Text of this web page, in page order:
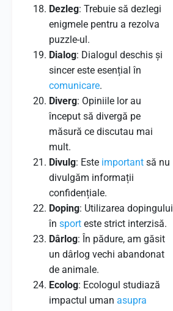
Dezleg: Trebuie să dezlegi
enigmele pentru a rezolva
puzzle-ul.
Dialog: Dialogul deschis și
sincer este esențial în
comunicare.
Diverg: Opiniile lor au
început să divergă pe
măsură ce discutau mai
mult.
Divulg: Este important să nu
divulgăm informații
confidențiale.
Doping: Utilizarea dopingului
în sport este strict interzisă.
Dârlog: În pădure, am găsit
un dârlog vechi abandonat
de animale.
Ecolog: Ecologul studiază
impactul uman asupra